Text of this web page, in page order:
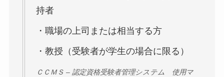
持者
・職場の上司または相当する方
・教授（受験者が学生の場合に限る）
ＣＣＭＳ – 認定資格受験者管理システム 使用マ